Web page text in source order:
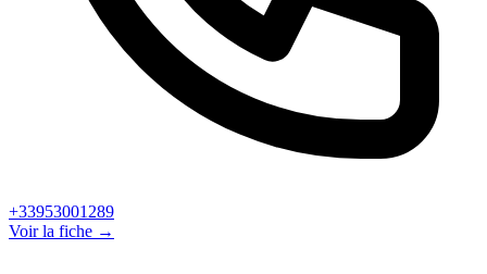
+33953001289
Voir la fiche →